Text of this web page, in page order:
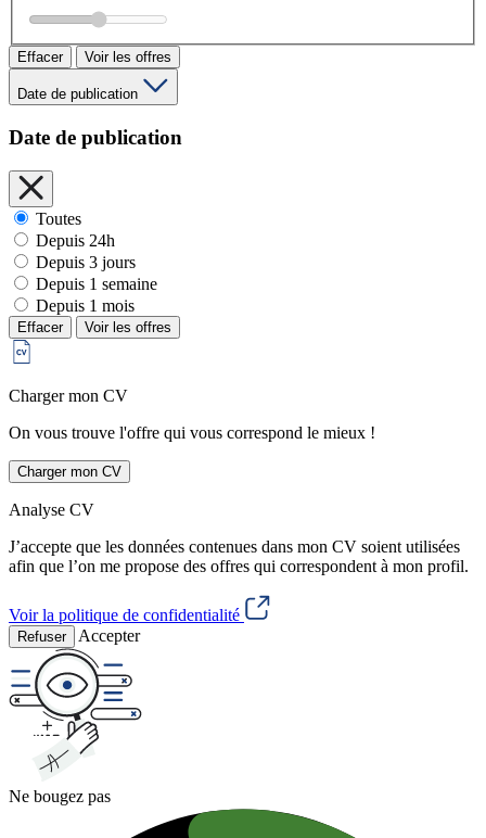
Effacer Voir les offres
Date de publication
Date de publication
Toutes
Depuis 24h
Depuis 3 jours
Depuis 1 semaine
Depuis 1 mois
Effacer Voir les offres
Charger mon CV
On vous trouve l'offre qui vous correspond le mieux !
Charger mon CV
Analyse CV
J’accepte que les données contenues dans mon CV soient utilisées
afin que l’on me propose des offres qui correspondent à mon profil.
Voir la politique de confidentialité
Refuser Accepter
Ne bougez pas